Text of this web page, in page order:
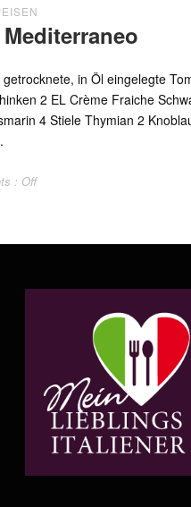
in Öl eingelegte
2 EL Crème Fraiche
4 Stiele Thymian 2
: Off